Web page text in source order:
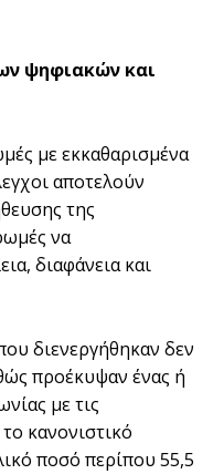
ψηφιακών και
με εκκαθαρισμένα
αποτελούν
της
να
διαφάνεια και
διενεργήθηκαν δεν
προέκυψαν ένας ή
με τις
κανονιστικό
ποσό περίπου 55,5